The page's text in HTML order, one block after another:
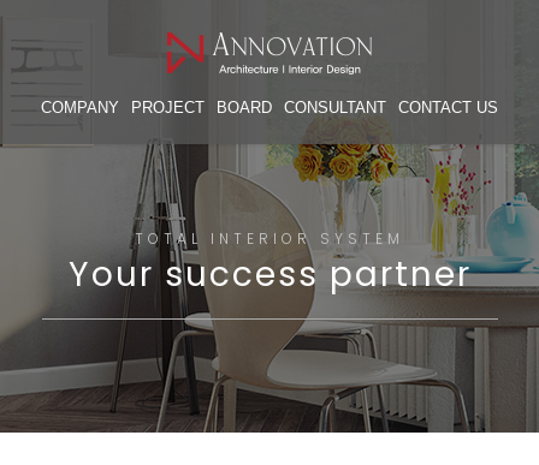
COMPANY PROJECT BOARD CONSULTANT CONTACT US
TOTAL INTERIOR SYSTEM
Your success partner